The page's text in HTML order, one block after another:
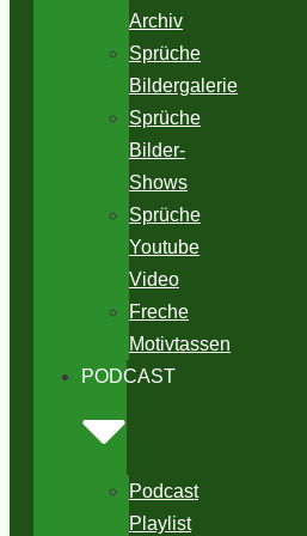
Archiv
Sprüche
Bildergalerie
Sprüche
Bilder-
Shows
Sprüche
Youtube
Video
Freche
Motivtassen
PODCAST
Podcast
Playlist